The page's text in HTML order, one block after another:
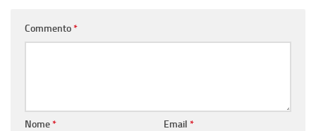
Commento*
Nome* Email *